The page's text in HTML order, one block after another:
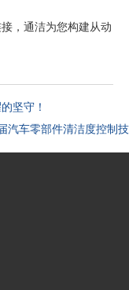
，通洁为您构建从动
坚守！
汽车零部件清洁度控制